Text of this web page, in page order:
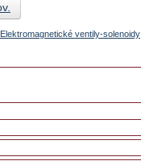
Elektromagnetické ventily-solenoidy